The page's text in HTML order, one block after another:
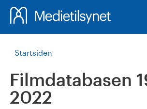
Startsiden
Filmdatabasen
2022